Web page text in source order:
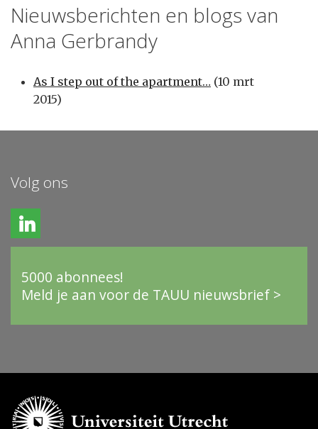
Nieuwsberichten en blogs van
Anna Gerbrandy
As I step out of the apartment… (10 mrt
2015)
Volg ons
5000 abonnees!
Meld je aan voor de TAUU nieuwsbrief >